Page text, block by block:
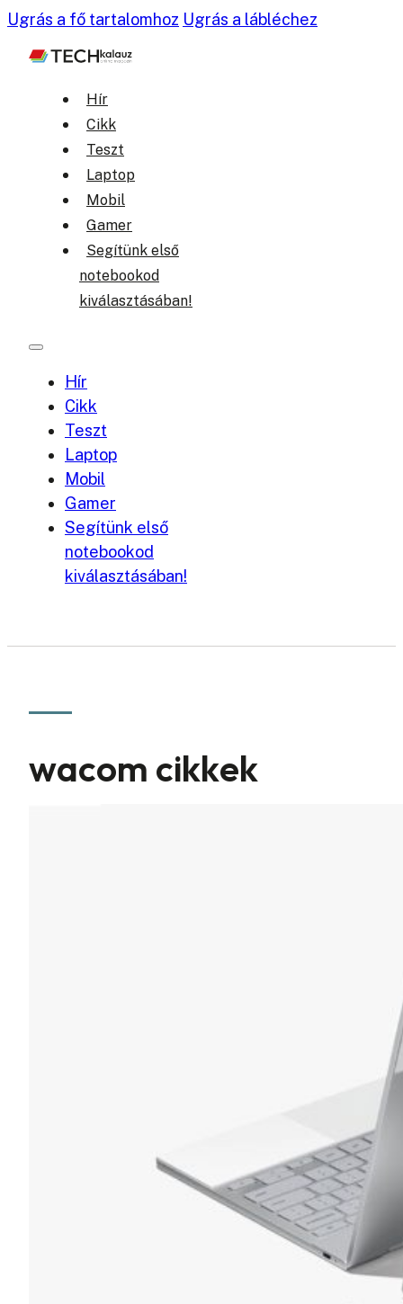
Ugrás a fő tartalomhoz Ugrás a lábléchez
Hír
Cikk
Teszt
Laptop
Mobil
Gamer
Segítünk első
notebookod
kiválasztásában!
Hír
Cikk
Teszt
Laptop
Mobil
Gamer
Segítünk első
notebookod
kiválasztásában!
wacom cikkek